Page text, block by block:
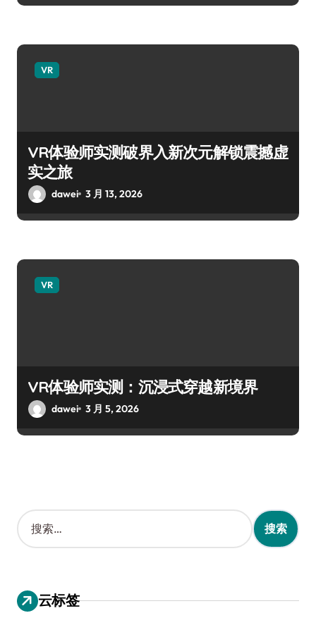
VR
VR体验师实测破界入新次元解锁震撼虚
实之旅
dawei 3 月 13, 2026
VR
VR体验师实测：沉浸式穿越新境界
dawei 3 月 5, 2026
搜
索
：
云标签